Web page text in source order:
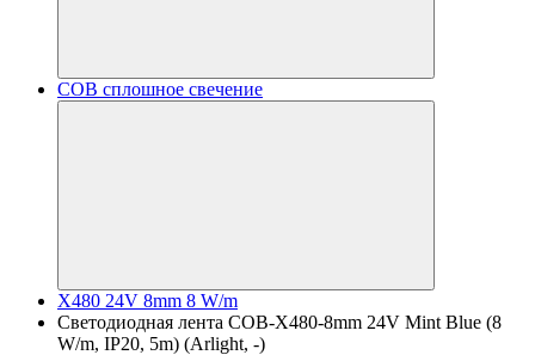
COB сплошное свечение
X480 24V 8mm 8 W/m
Светодиодная лента COB-X480-8mm 24V Mint Blue (8
W/m, IP20, 5m) (Arlight, -)